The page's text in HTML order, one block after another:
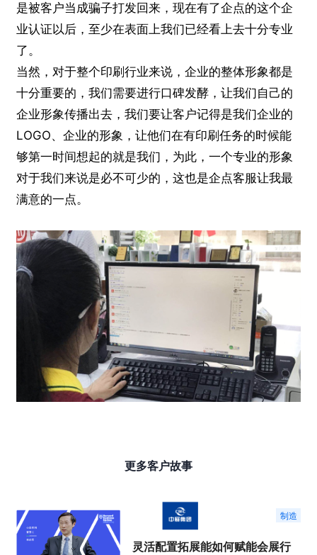
是被客户当成骗子打发回来，现在有了企点的这个企
业认证以后，至少在表面上我们已经看上去十分专业
了。
当然，对于整个印刷行业来说，企业的整体形象都是
十分重要的，我们需要进行口碑发酵，让我们自己的
企业形象传播出去，我们要让客户记得是我们企业的
LOGO、企业的形象，让他们在有印刷任务的时候能
够第一时间想起的就是我们，为此，一个专业的形象
对于我们来说是必不可少的，这也是企点客服让我最
满意的一点。
更多客户故事
制造
灵活配置拓展能如何赋能会展行